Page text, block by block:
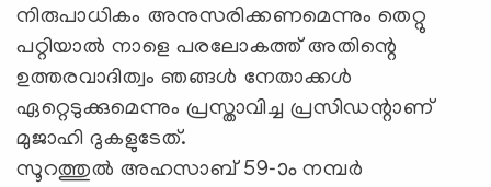
നിരുപാധികം അനുസരിക്കണമെന്നും തെറ്റു
പറ്റിയാൽ നാളെ പരലോകത്ത് അതിന്റെ
ഉത്തരവാദിത്വം ഞങ്ങൾ നേതാക്കൾ
ഏറ്റെടുക്കുമെന്നും പ്രസ്താവിച്ച പ്രസിഡന്റാണ്
മുജാഹി ദുകളുടേത്.
സൂറത്തുൽ അഹസാബ് 59-ാം നമ്പർ